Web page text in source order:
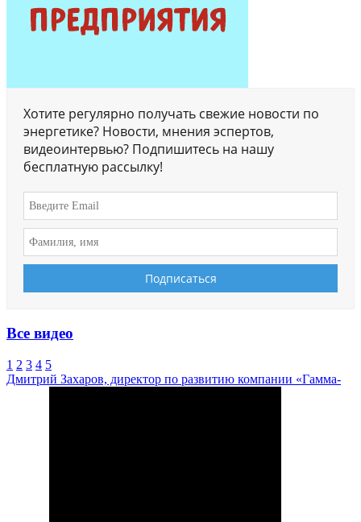
Хотите регулярно получать свежие новости по
энергетике? Новости, мнения эспертов,
видеоинтервью? Подпишитесь на нашу
бесплатную рассылку!
Все видео
1 2 3 4 5
Дмитрий Захаров, директор по развитию компании «Гамма-